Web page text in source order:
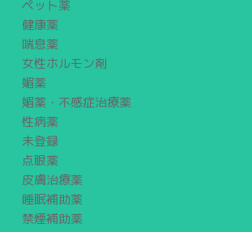
ペット薬
健康薬
喘息薬
女性ホルモン剤
媚薬
媚薬・不感症治療薬
性病薬
未登録
点眼薬
皮膚治療薬
睡眠補助薬
禁煙補助薬